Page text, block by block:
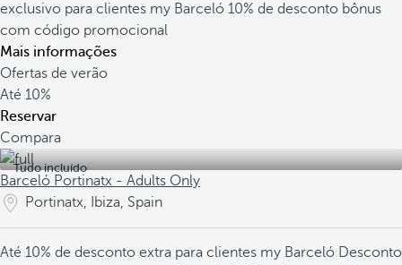
exclusivo para clientes my Barceló 10% de desconto bônus
com código promocional
Mais informações
Ofertas de verão
Até 10%
Reservar
Compara
Tudo incluído
Barceló Portinatx - Adults Only
Portinatx, Ibiza, Spain
Até 10% de desconto extra para clientes my Barceló Desconto